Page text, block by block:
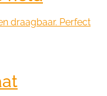
draagbaar. Perfect